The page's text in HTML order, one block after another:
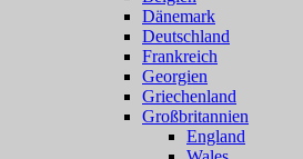
Dänemark
Deutschland
Frankreich
Georgien
Griechenland
Großbritannien
England